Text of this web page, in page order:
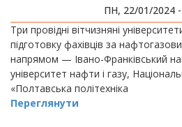
ПН, 22/01/2024 -
Три провідні вітчизняні
підготовку фахівців за
напрямом — Івано-Франківський
університет нафти і газу,
«Полтавська політехніка
Переглянути